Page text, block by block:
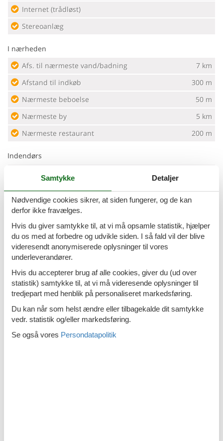
Internet (trådløst)
Stereoanlæg
I nærheden
Afs. til nærmeste vand/badning
7 km
Afstand til indkøb
300 m
Nærmeste beboelse
50 m
Nærmeste by
5 km
Nærmeste restaurant
200 m
Indendørs
Klimaanlæg
Koncepter
Alt inklusiv
Kvalitetshavemøbler
Røgfrit hus
Køkken
Gas/elkomfur
Kaffemaskine
Samtykke Detaljer
Nødvendige cookies sikrer, at siden fungerer, og de kan
derfor ikke fravælges.
Hvis du giver samtykke til, at vi må opsamle statistik, hjælper
du os med at forbedre og udvikle siden. I så fald vil der blive
videresendt anonymiserede oplysninger til vores
underleverandører.
Hvis du accepterer brug af alle cookies, giver du (ud over
statistik) samtykke til, at vi må videresende oplysninger til
tredjepart med henblik på personaliseret markedsføring.
Du kan når som helst ændre eller tilbagekalde dit samtykke
vedr. statistik og/eller markedsføring.
Se også vores Persondatapolitik